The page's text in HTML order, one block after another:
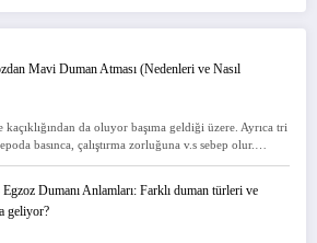
Mavi Duman Atması (Nedenleri ve Nasıl
kaçıklığından da oluyor başıma geldiği üzere. Ayrıca tri
basınca, çalıştırma zorluğuna v.s sebep olur.…
Egzoz Dumanı Anlamları: Farklı duman türleri ve
geliyor?